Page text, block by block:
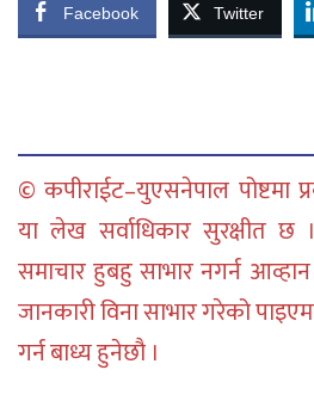
Facebook Twitter
© कपीराईट–युएसनेपाल पोष्टमा
या लेख सर्वाधिकार सुरक्षीत छ
समाचार हुबहु साभार नगर्न
जानकारी विना साभार गरेको
गर्न बाध्य हुनेछौ ।